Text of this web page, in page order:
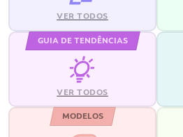
VER TODOS
GUIA DE TENDÊNCIAS
VER TODOS
MODELOS